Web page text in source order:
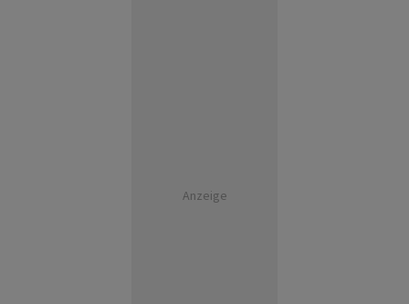
Anzeige